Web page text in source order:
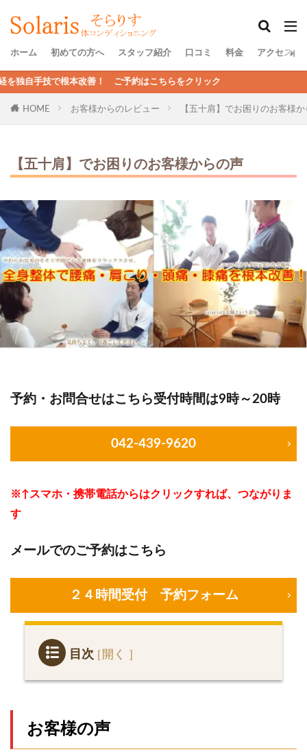
ホーム 初めての方へ スタッフ紹介 口コミ 料金 アクセス
善！ ご予約はこちらをクリック
HOME お客様からのレビュー 【五十肩】でお困りのお客様
【五十肩】でお困りのお客様からの声
予約・お問合せはこちら受付時間は9時～20時
042-439-9620
※↑スマホ・携帯電話からはクリックすれば、つながりま
す
メールでのご予約はこちら
２４時間受付 予約フォーム
目次
声
お客様の声